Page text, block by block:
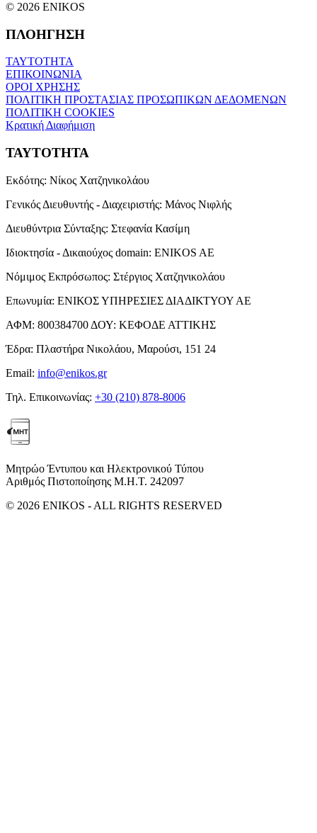
© 2026 ENIKOS
ΠΛΟΗΓΗΣΗ
ΤΑΥΤΟΤΗΤΑ
ΕΠΙΚΟΙΝΩΝΙΑ
ΟΡΟΙ ΧΡΗΣΗΣ
ΠΟΛΙΤΙΚΗ ΠΡΟΣΤΑΣΙΑΣ ΠΡΟΣΩΠΙΚΩΝ ΔΕΔΟΜΕΝΩΝ
ΠΟΛΙΤΙΚΗ COOKIES
Κρατική Διαφήμιση
ΤΑΥΤΟΤΗΤΑ
Εκδότης: Νίκος Χατζηνικολάου
Γενικός Διευθυντής - Διαχειριστής: Μάνος Νιφλής
Διευθύντρια Σύνταξης: Στεφανία Κασίμη
Ιδιοκτησία - Δικαιούχος domain: ENIKOS AE
Νόμιμος Εκπρόσωπος: Στέργιος Χατζηνικολάου
Επωνυμία: ΕΝΙΚΟΣ ΥΠΗΡΕΣΙΕΣ ΔΙΑΔΙΚΤΥΟΥ ΑΕ
ΑΦΜ: 800384700 ΔΟΥ: ΚΕΦΟΔΕ ΑΤΤΙΚΗΣ
Έδρα: Πλαστήρα Νικολάου, Μαρούσι, 151 24
Email: info@enikos.gr
Τηλ. Επικοινωνίας: +30 (210) 878-8006
Μητρώο Έντυπου και Ηλεκτρονικού Τύπου
Αριθμός Πιστοποίησης Μ.Η.Τ. 242097
© 2026 ENIKOS - ALL RIGHTS RESERVED